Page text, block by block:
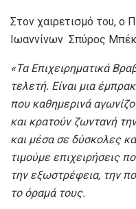
Στον χαιρετισμό του, ο
Ιωαννίνων Σπύρος
«Τα Επιχειρηματικά
τελετή. Είναι μια
που καθημερινά
και κρατούν ζωντανή
και μέσα σε δύσκολες
τιμούμε επιχειρήσεις
την εξωστρέφεια, την
το όραμά τους.